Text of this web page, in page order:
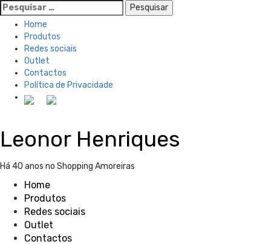
Pesquisar
por:
Home
Produtos
Redes sociais
Outlet
Contactos
Política de Privacidade
Leonor Henriques
Há 40 anos no Shopping Amoreiras
Home
Produtos
Redes sociais
Outlet
Contactos